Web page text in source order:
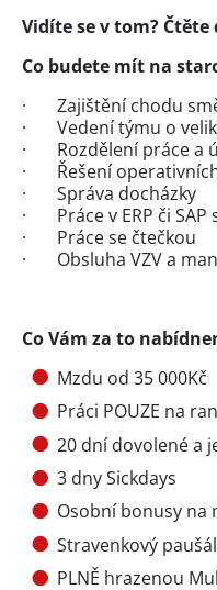
Vidíte se v tom? Čtěte
Co budete mít na
· Zajištění chodu
· Vedení týmu o
· Rozdělení práce a
· Řešení
· Správa docházky
· Práce v ERP či SAP
· Práce se čtečkou
· Obsluha VZV a
Co Vám za to
Mzdu od 35 000Kč
Práci POUZE na
20 dní dovolené a
3 dny Sickdays
Osobní bonusy na
Stravenkový paušál
PLNĚ hrazenou